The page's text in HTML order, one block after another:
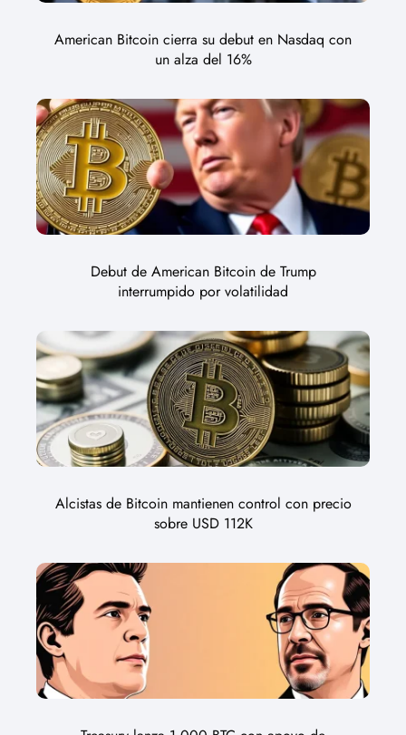
American Bitcoin cierra su debut en Nasdaq con
un alza del 16%
Debut de American Bitcoin de Trump
interrumpido por volatilidad
Alcistas de Bitcoin mantienen control con precio
sobre USD 112K